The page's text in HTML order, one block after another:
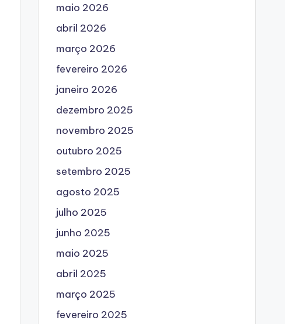
maio 2026
abril 2026
março 2026
fevereiro 2026
janeiro 2026
dezembro 2025
novembro 2025
outubro 2025
setembro 2025
agosto 2025
julho 2025
junho 2025
maio 2025
abril 2025
março 2025
fevereiro 2025